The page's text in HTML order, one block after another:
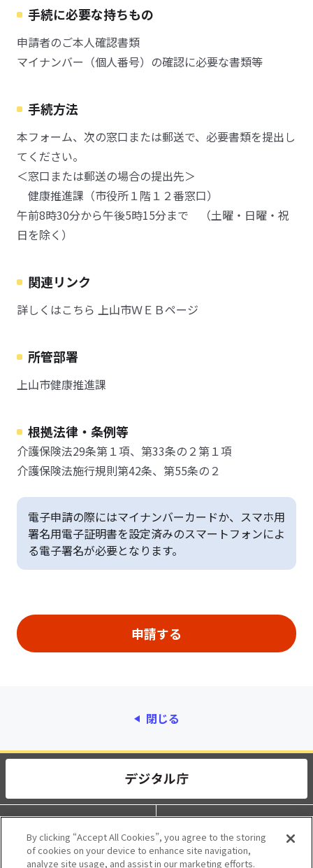
手続に必要な持ちもの
申請者のご本人確認書類
マイナンバー（個人番号）の確認に必要な書類等
手続方法
本フォーム、次の窓口または郵送で、必要書類を提出し
てください。
＜窓口または郵送の場合の提出先＞
健康推進課（市役所１階１２番窓口）
午前8時30分から午後5時15分まで （土曜・日曜・祝
日を除く）
関連リンク
詳しくはこちら 上山市ＷＥＢページ
所管部署
上山市健康推進課
根拠法律・条例等
介護保険法29条第１項、第33条の２第１項
介護保険法施行規則第42条、第55条の２
電子申請の際にはマイナンバーカードか、スマホ用
署名用電子証明書を設定済みのスマートフォンによ
る電子署名が必要となります。
閉じる
動作環境 個人情報保護
利用規約 アクセシビリティ
By clicking “Accept All Cookies”, you agree to the storing
of cookies on your device to enhance site navigation,
analyze site usage, and assist in our marketing efforts.